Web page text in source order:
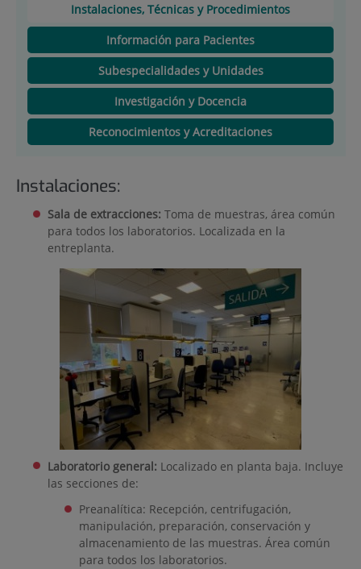
Instalaciones, Técnicas y Procedimientos
Información para Pacientes
Subespecialidades y Unidades
Investigación y Docencia
Reconocimientos y Acreditaciones
Instalaciones:
Sala de extracciones: Toma de muestras, área común
para todos los laboratorios. Localizada en la
entreplanta.
Laboratorio general: Localizado en planta baja. Incluye
las secciones de:
Preanalítica: Recepción, centrifugación,
manipulación, preparación, conservación y
almacenamiento de las muestras. Área común
para todos los laboratorios.